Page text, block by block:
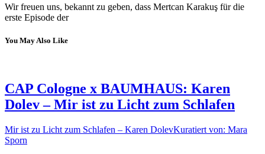
Wir freuen uns, bekannt zu geben, dass Mertcan Karakuş für die
erste Episode der
You May Also Like
CAP Cologne x BAUMHAUS: Karen
Dolev – Mir ist zu Licht zum Schlafen
Mir ist zu Licht zum Schlafen – Karen DolevKuratiert von: Mara
Sporn